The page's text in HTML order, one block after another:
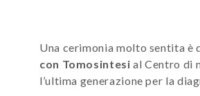
Una cerimonia molto sentita è
con Tomosintesi al Centro di
l’ultima generazione per la